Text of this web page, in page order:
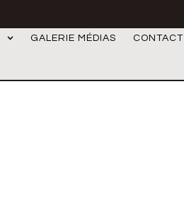
GALERIE MÉDIAS CONTACT